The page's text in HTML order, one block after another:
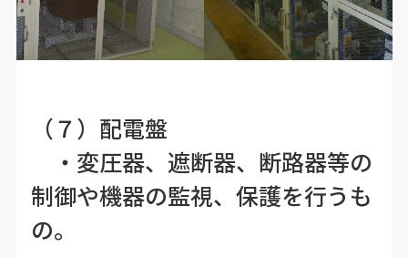
（７）配電盤
・変圧器、遮断器、断路器等の
制御や機器の監視、保護を行うも
の。